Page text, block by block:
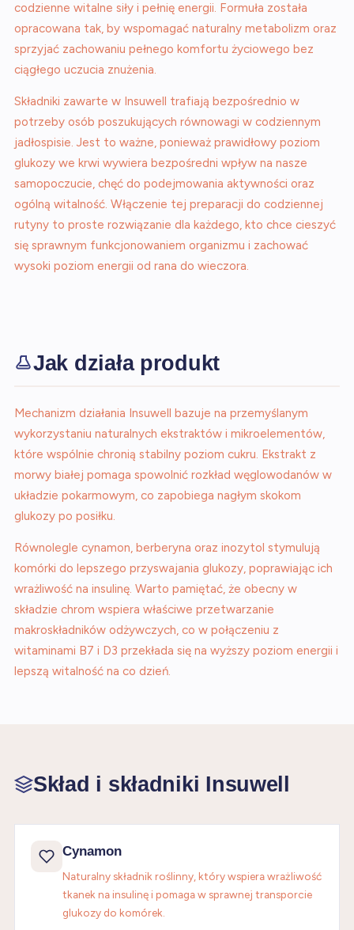
codzienne witalne siły i pełnię energii. Formuła została
opracowana tak, by wspomagać naturalny metabolizm oraz
sprzyjać zachowaniu pełnego komfortu życiowego bez
ciągłego uczucia znużenia.
Składniki zawarte w Insuwell trafiają bezpośrednio w
potrzeby osób poszukujących równowagi w codziennym
jadłospisie. Jest to ważne, ponieważ prawidłowy poziom
glukozy we krwi wywiera bezpośredni wpływ na nasze
samopoczucie, chęć do podejmowania aktywności oraz
ogólną witalność. Włączenie tej preparacji do codziennej
rutyny to proste rozwiązanie dla każdego, kto chce cieszyć
się sprawnym funkcjonowaniem organizmu i zachować
wysoki poziom energii od rana do wieczora.
Jak działa produkt
Mechanizm działania Insuwell bazuje na przemyślanym
wykorzystaniu naturalnych ekstraktów i mikroelementów,
które wspólnie chronią stabilny poziom cukru. Ekstrakt z
morwy białej pomaga spowolnić rozkład węglowodanów w
układzie pokarmowym, co zapobiega nagłym skokom
glukozy po posiłku.
Równolegle cynamon, berberyna oraz inozytol stymulują
komórki do lepszego przyswajania glukozy, poprawiając ich
wrażliwość na insulinę. Warto pamiętać, że obecny w
składzie chrom wspiera właściwe przetwarzanie
makroskładników odżywczych, co w połączeniu z
witaminami B7 i D3 przekłada się na wyższy poziom energii i
lepszą witalność na co dzień.
Skład i składniki Insuwell
Cynamon
Naturalny składnik roślinny, który wspiera wrażliwość
tkanek na insulinę i pomaga w sprawnej transporcie
glukozy do komórek.